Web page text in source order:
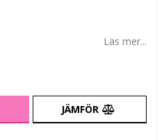
Läs mer...
JÄMFÖR